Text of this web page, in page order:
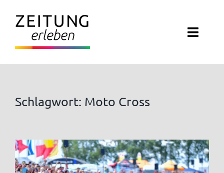
Inhalt
springen
VERANSTALTUNGEN
ZEITUNGSWELT
Schlagwort: Moto Cross